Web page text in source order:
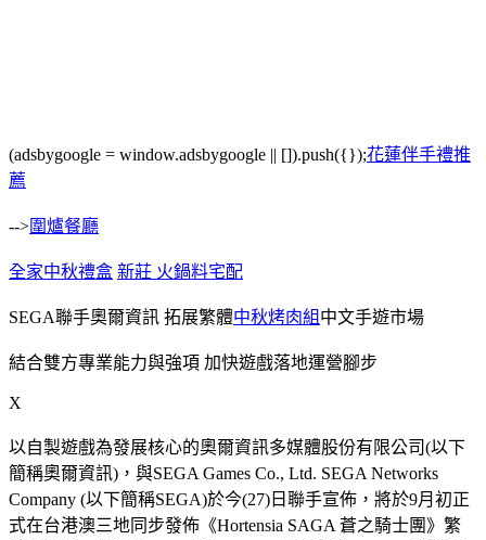
(adsbygoogle = window.adsbygoogle || []).push({});花蓮伴手禮推
薦
-->圍爐餐廳
全家中秋禮盒 新莊 火鍋料宅配
SEGA聯手奧爾資訊 拓展繁體中秋烤肉組中文手遊市場
結合雙方專業能力與強項 加快遊戲落地運營腳步
X
以自製遊戲為發展核心的奧爾資訊多媒體股份有限公司(以下
簡稱奧爾資訊)，與SEGA Games Co., Ltd. SEGA Networks
Company (以下簡稱SEGA)於今(27)日聯手宣佈，將於9月初正
式在台港澳三地同步發佈《Hortensia SAGA 蒼之騎士團》繁